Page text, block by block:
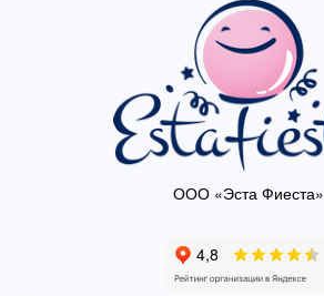
ООО «Эста Фиеста»